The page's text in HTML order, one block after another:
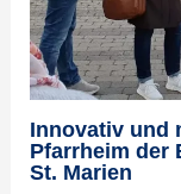
Innovativ und
Pfarrheim der
St. Marien